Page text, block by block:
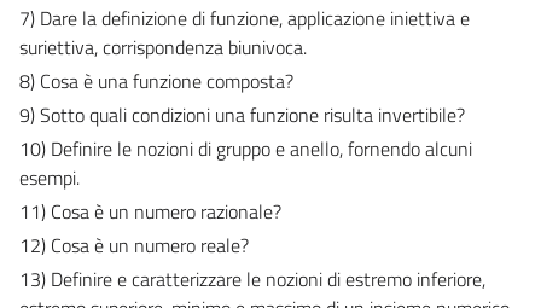
7) Dare la definizione di funzione, applicazione iniettiva e
suriettiva, corrispondenza biunivoca.
8) Cosa è una funzione composta?
9) Sotto quali condizioni una funzione risulta invertibile?
10) Definire le nozioni di gruppo e anello, fornendo alcuni
esempi.
11) Cosa è un numero razionale?
12) Cosa è un numero reale?
13) Definire e caratterizzare le nozioni di estremo inferiore,